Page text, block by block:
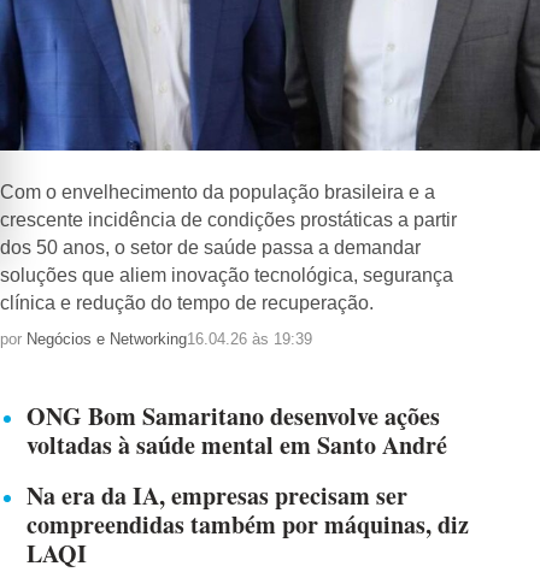
Com o envelhecimento da população brasileira e a
crescente incidência de condições prostáticas a partir
dos 50 anos, o setor de saúde passa a demandar
soluções que aliem inovação tecnológica, segurança
clínica e redução do tempo de recuperação.
por Negócios e Networking16.04.26 às 19:39
ONG Bom Samaritano desenvolve ações
voltadas à saúde mental em Santo André
Na era da IA, empresas precisam ser
compreendidas também por máquinas, diz
LAQI